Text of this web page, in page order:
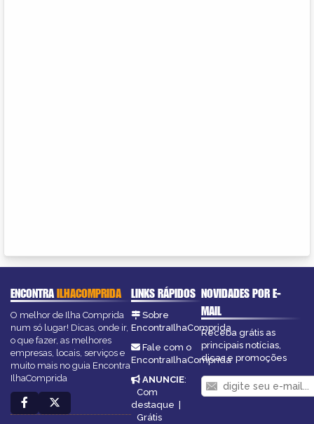
ENCONTRAILHACOMPRIDA
O melhor de Ilha Comprida
num só lugar! Dicas, onde ir,
o que fazer, as melhores
empresas, locais, serviços e
muito mais no guia Encontra
IlhaComprida
LINKS RÁPIDOS
Sobre
EncontraIlhaComprida
Fale com o
EncontraIlhaComprida
ANUNCIE:
Com
destaque
Grátis
NOVIDADES POR E-
MAIL
Receba grátis as
principais notícias,
dicas e promoções